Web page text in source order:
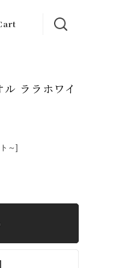
ララホワイ
～]